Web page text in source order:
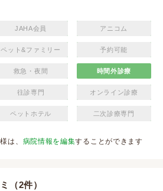
JAHA会員 アニコム
ペット&ファミリー 予約可能
救急・夜間 時間外診療
往診専門 オンライン診療
ペットホテル 二次診療専門
は、 病院情報を編集することができます
（2件）